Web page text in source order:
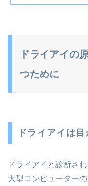
ドライアイの
つために
ドライアイは
ドライアイと診断さ
大型コンピューター